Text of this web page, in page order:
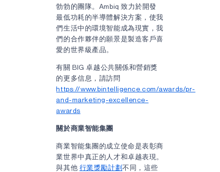
勃勃的團隊。Ambiq 致力於開發
最低功耗的半導體解決方案，使我
們生活中的環境智能成為現實，我
們的合作夥伴的願景是製造客戶喜
愛的世界級產品。
有關 BIG 卓越公共關係和營銷獎
的更多信息，請訪問
https://www.bintelligence.com/awards/pr-
and-marketing-excellence-
awards
關於商業智能集團
商業智能集團的成立使命是表彰商
業世界中真正的人才和卓越表現。
與其他 行業獎勵計劃不同，這些